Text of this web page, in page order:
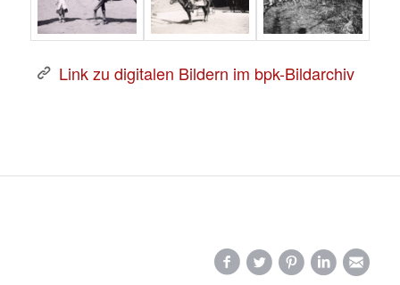
Link zu digitalen Bildern im bpk-Bildarchiv